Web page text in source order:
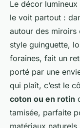
Le décor lumineux
le voit partout :
autour des miroirs
style guinguette,
foraines, fait un
porté par une
qui plaît, c’est le
coton ou en rotin
tamisée, parfaite